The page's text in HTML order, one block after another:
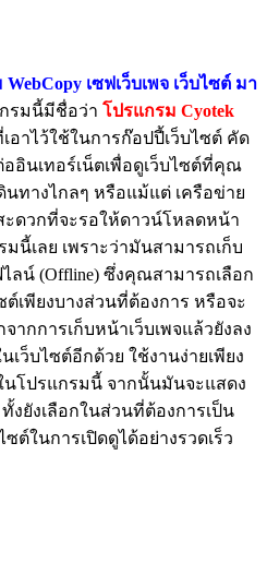
เซฟเว็บเพจ เว็บไซต์ มา
รมนี้มีชื่อว่า โปรแกรม Cyotek
อาไว้ใช้ในการก๊อปปี้เว็บไซต์ คัด
อินเทอร์เน็ตเพื่อดูเว็บไซต์ที่คุณ
ทางไกลๆ หรือแม้แต่ เครือข่าย
ดวกที่จะรอให้ดาวน์โหลดหน้า
นี้เลย เพราะว่ามันสามารถเก็บ
น์ (Offline) ซึ่งคุณสามารถเลือก
ต์เพียงบางส่วนที่ต้องการ หรือจะ
ากการเก็บหน้าเว็บเพจแล้วยังลง
เว็บไซต์อีกด้วย ใช้งานง่ายเพียง
โปรแกรมนี้ จากนั้นมันจะแสดง
งยังเลือกในส่วนที่ต้องการเป็น
ต์ในการเปิดดูได้อย่างรวดเร็ว